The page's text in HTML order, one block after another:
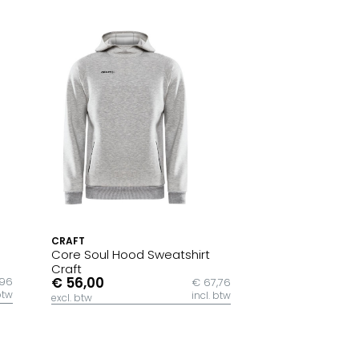
CRAFT
Core Soul Hood Sweatshirt
Craft
€ 56,00
excl. btw
€ 67,76
incl. btw